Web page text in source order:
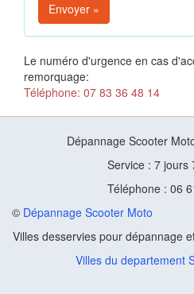
Envoyer »
Le numéro d'urgence en cas
remorquage:
Téléphone: 07 83 36 48 14
Dépannage Scooter
Service : 7 jours
Téléphone : 06
© Dépannage Scooter Moto
Villes desservies pour dépannage
Villes du departement